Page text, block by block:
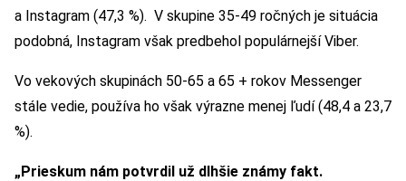
a Instagram (47,3 %). V skupine 35-49 ročných je situácia
podobná, Instagram však predbehol populárnejší Viber.
Vo vekových skupinách 50-65 a 65 + rokov Messenger
stále vedie, používa ho však výrazne menej ľudí (48,4 a 23,7
%).
„Prieskum nám potvrdil už dlhšie známy fakt.